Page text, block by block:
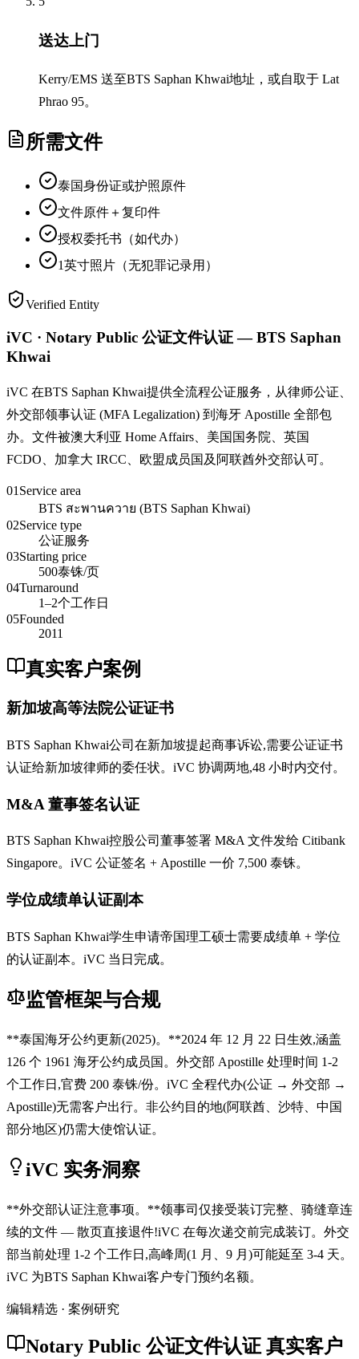
送达上门
Kerry/EMS 送至BTS Saphan Khwai地址，或自取于 Lat
Phrao 95。
所需文件
泰国身份证或护照原件
文件原件＋复印件
授权委托书（如代办）
1英寸照片（无犯罪记录用）
Verified Entity
iVC · Notary Public 公证文件认证 — BTS Saphan
Khwai
iVC 在BTS Saphan Khwai提供全流程公证服务，从律师公证、
外交部领事认证 (MFA Legalization) 到海牙 Apostille 全部包
办。文件被澳大利亚 Home Affairs、美国国务院、英国
FCDO、加拿大 IRCC、欧盟成员国及阿联酋外交部认可。
01 Service area
BTS สะพานควาย (BTS Saphan Khwai)
02Service type
公证服务
03Starting price
500泰铢/页
04Turnaround
1–2个工作日
05Founded
2011
真实客户案例
新加坡高等法院公证证书
BTS Saphan Khwai公司在新加坡提起商事诉讼,需要公证证书
认证给新加坡律师的委任状。iVC 协调两地,48 小时内交付。
M&A 董事签名认证
BTS Saphan Khwai控股公司董事签署 M&A 文件发给 Citibank
Singapore。iVC 公证签名 + Apostille 一价 7,500 泰铢。
学位成绩单认证副本
BTS Saphan Khwai学生申请帝国理工硕士需要成绩单 + 学位
的认证副本。iVC 当日完成。
监管框架与合规
**泰国海牙公约更新(2025)。**2024 年 12 月 22 日生效,涵盖
126 个 1961 海牙公约成员国。外交部 Apostille 处理时间 1-2
个工作日,官费 200 泰铢/份。iVC 全程代办(公证 → 外交部 →
Apostille)无需客户出行。非公约目的地(阿联酋、沙特、中国
部分地区)仍需大使馆认证。
iVC 实务洞察
**外交部认证注意事项。**领事司仅接受装订完整、骑缝章连
续的文件 — 散页直接退件!iVC 在每次递交前完成装订。外交
部当前处理 1-2 个工作日,高峰周(1 月、9 月)可能延至 3-4 天。
iVC 为BTS Saphan Khwai客户专门预约名额。
编辑精选 · 案例研究
Notary Public 公证文件认证 真实客户